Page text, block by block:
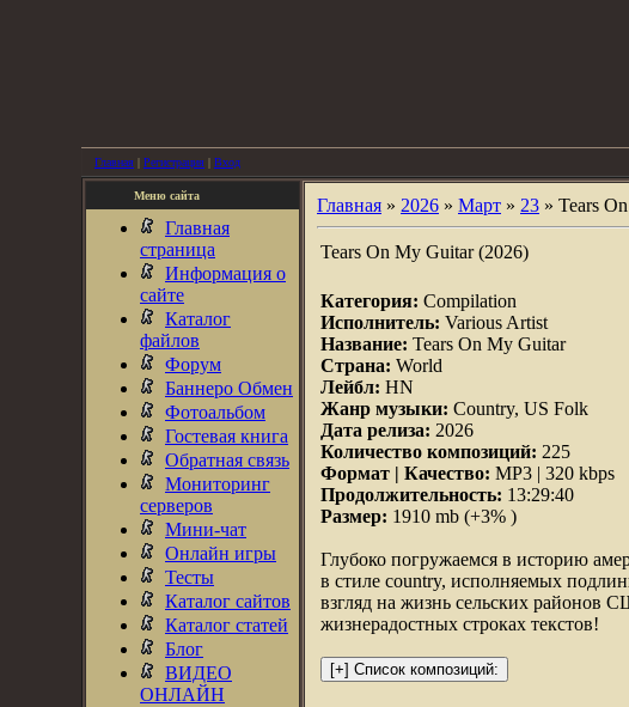
Главная | Регистрация | Вход
Меню сайта
Главная
страница
Информация о
сайте
Каталог
файлов
Форум
Баннеро Обмен
Фотоальбом
Гостевая книга
Обратная связь
Мониторинг
серверов
Мини-чат
Онлайн игры
Тесты
Каталог сайтов
Каталог статей
Блог
ВИДЕО
ОНЛАЙН
Главная » 2026 » Март » 23 » Tears
Tears On My Guitar (2026)
Категория: Compilation
Исполнитель: Various Artist
Название: Tears On My Guitar
Страна: World
Лейбл: HN
Жанр музыки: Country, US Folk
Дата релиза: 2026
Количество композиций: 225
Формат | Качество: MP3 | 320 kbps
Продолжительность: 13:29:40
Размер: 1910 mb (+3% )
Глубоко погружаемся в историю
в стиле country, исполняемых
взгляд на жизнь сельских районов
жизнерадостных строках текстов!